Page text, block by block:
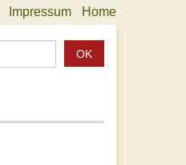
Impressum Home
OK